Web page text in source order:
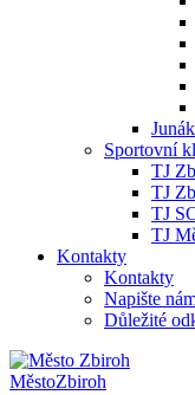
Sportovní
TJ
TJ
TJ
TJ
Kontakty
Kontakty
Napište
Důležité
MěstoZbiroh